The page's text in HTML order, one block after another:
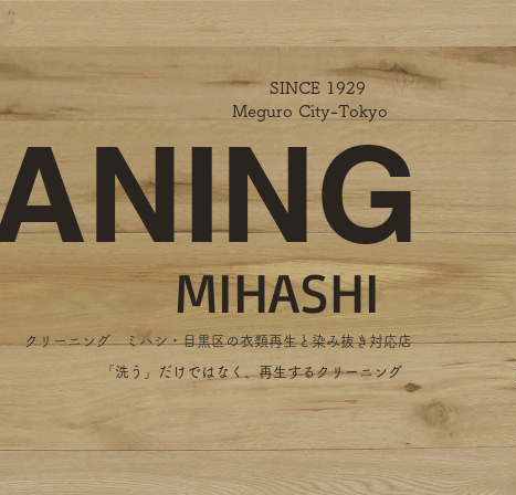
SINCE 1929
Meguro City-Tokyo
MIHASHI
​クリーニング ミハシ・目黒区の衣類再生と染み抜き対応店
​「洗う」だけではなく、再生するクリーニング